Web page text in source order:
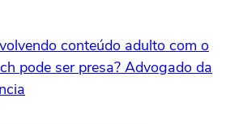
conteúdo adulto com o
pode ser presa? Advogado da